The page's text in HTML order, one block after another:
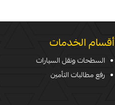
أقسام الخدمات
السطحات ونقل السيارات
رفع مطالبات التأمين